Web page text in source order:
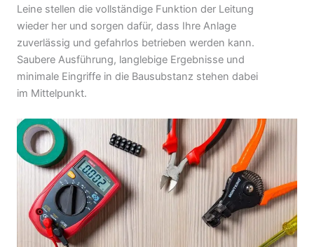
Leine stellen die vollständige Funktion der Leitung
wieder her und sorgen dafür, dass Ihre Anlage
zuverlässig und gefahrlos betrieben werden kann.
Saubere Ausführung, langlebige Ergebnisse und
minimale Eingriffe in die Bausubstanz stehen dabei
im Mittelpunkt.